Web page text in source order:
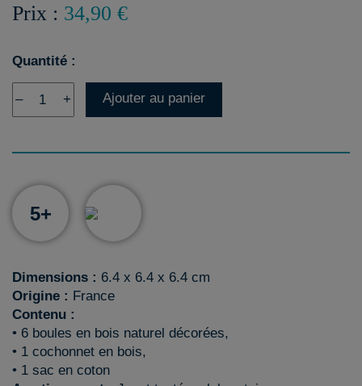
Prix : 34,90 €
Quantité :
– + Ajouter au panier
5+
Dimensions : 6.4 x 6.4 x 6.4 cm
Origine : France
Contenu :
• 6 boules en bois naturel décorées,
• 1 cochonnet en bois,
• 1 sac en coton